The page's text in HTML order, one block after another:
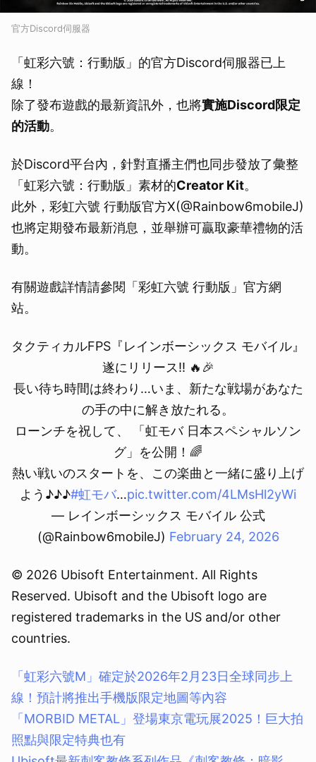
官方Discord伺服器
「虹彩六號：行動版」的官方Discord伺服器已上
線！
除了發布遊戲的最新資訊外，也將實施Discord限定
的活動。
於Discord平台內，針對直播主們也同步發放了彙整
「虹彩六號：行動版」素材的Creator Kit。
此外，彩虹六號 行動版官方X(@Rainbow6mobileJ)
也將定期發布最新消息，並舉辦可贏取豪華禮物的活
動。
有關遊戲詳情請參閱「彩虹六號 行動版」官方網
站。
タクティカルFPS『レインボーシックス モバイル』
遂にリリース!! 🔥🎉
長い待ち時間は終わり…いま、新たな戦場があなた
の手の中に解き放たれる。
ローンチを祝して、 「虹モバ 日本スペシャルソン
グ」を公開！🌈
熱い戦いのスタートを、この楽曲と一緒に盛り上げ
よう♪♪♪#虹モバ…pic.twitter.com/4LMsHl2yWi
— レインボーシックス モバイル 公式
(@Rainbow6mobileJ) February 24, 2026
© 2026 Ubisoft Entertainment. All Rights
Reserved. Ubisoft and the Ubisoft logo are
registered trademarks in the US and/or other
countries.
「虹彩六號M」確定於2026年2月23日全球同步上
線！預計將推出手機版限定地圖等內容
「MORBID METAL」登場東京電玩展2025！巨大拍
照點與限定特典也有